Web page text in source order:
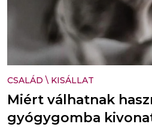
CSALÁD \ KISÁLLAT
Miért válhatnak
gyógygomba